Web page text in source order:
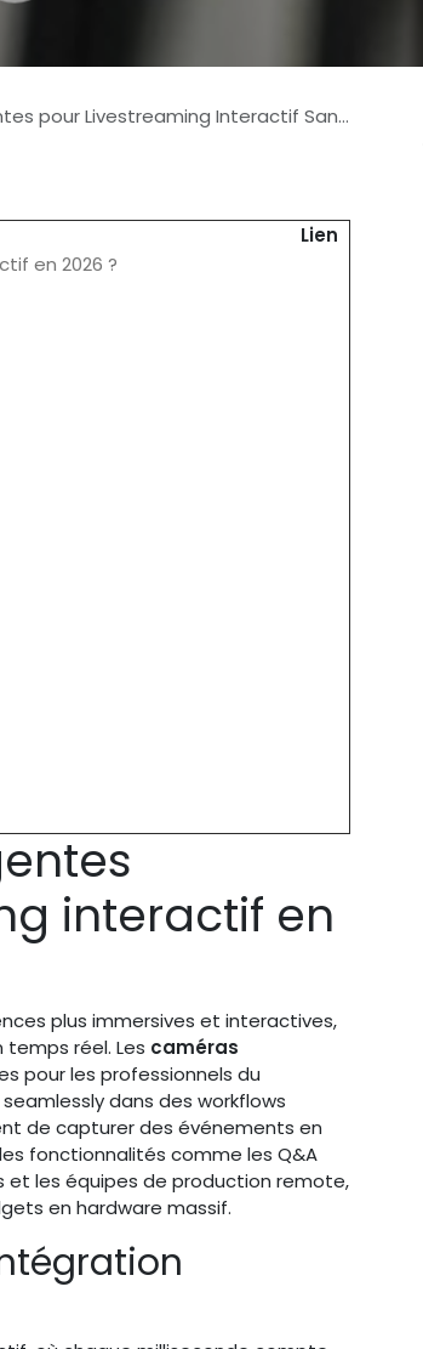
Livestreaming Interactif Sans Latence
Lien
en 2026 ?
interactif en
plus immersives et interactives,
réel. Les caméras
pour les professionnels du
dans des workflows
de capturer des événements en
fonctionnalités comme les Q&A
et les équipes de production remote,
en hardware massif.